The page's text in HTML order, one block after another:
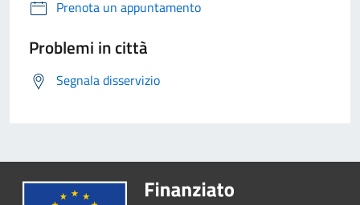
Prenota un appuntamento
Problemi in città
Segnala disservizio